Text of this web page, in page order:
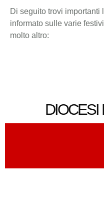
Di seguito trovi importanti
informato sulle varie
molto altro:
DIOCESI